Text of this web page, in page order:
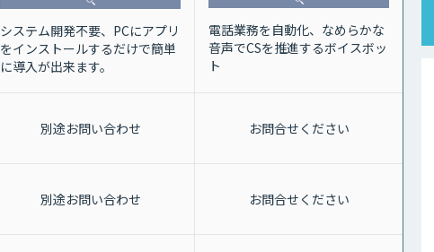
システム開発不要、PCにアプリ
をインストールするだけで簡単
に導入が出来ます。
電話業務を自動化、なめらかな
音声でCSを推進するボイスボッ
ト
別途お問い合わせ お問合せください
別途お問い合わせ お問合せください